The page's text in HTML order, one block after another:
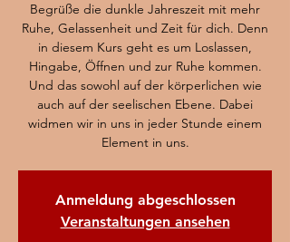
Begrüße die dunkle Jahreszeit mit mehr
Ruhe, Gelassenheit und Zeit für dich. Denn
in diesem Kurs geht es um Loslassen,
Hingabe, Öffnen und zur Ruhe kommen.
Und das sowohl auf der körperlichen wie
auch auf der seelischen Ebene. Dabei
widmen wir in uns in jeder Stunde einem
Element in uns.
Anmeldung abgeschlossen
Veranstaltungen ansehen